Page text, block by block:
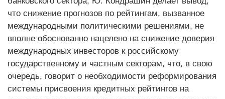
что снижение прогнозов по рейтингам, вызванное
международными политическими решениями, не
вполне обоснованно нацелено на снижение доверия
международных инвесторов к российскому
государственному и частным секторам, что, в свою
очередь, говорит о необходимости реформирования
системы присвоения кредитных рейтингов на